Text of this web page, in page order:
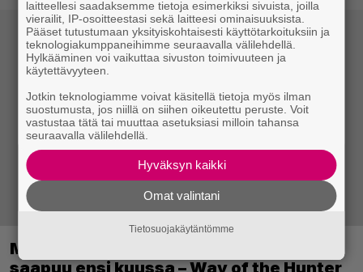
Metsästyssimulaattorin jatko-osa
saapuu ensi kuussa – Way of the Hunter
laitteellesi saadaksemme tietoja esimerkiksi sivuista, joilla
vierailit, IP-osoitteestasi sekä laitteesi ominaisuuksista.
Pääset tutustumaan yksityiskohtaisesti käyttötarkoituksiin ja
teknologiakumppaneihimme seuraavalla välilehdellä.
Hylkääminen voi vaikuttaa sivuston toimivuuteen ja
käytettävyyteen.
Jotkin teknologiamme voivat käsitellä tietoja myös ilman
suostumusta, jos niillä on siihen oikeutettu peruste. Voit
vastustaa tätä tai muuttaa asetuksiasi milloin tahansa
seuraavalla välilehdellä.
Hyväksyn kaikki
Omat valintani
Tietosuojakäytäntömme